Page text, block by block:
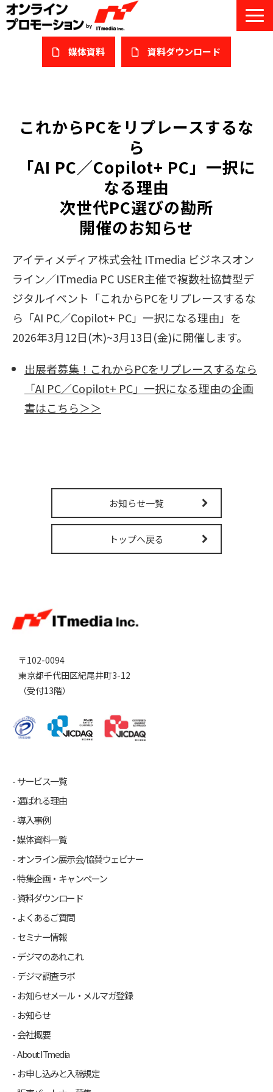
媒体資料 ​資料ダウンロード
私たちについて
サービスガイド/お役立ち資料
課題/ターゲット別で探す
オンライン展示会/協賛ウェビナー
導入事例
セミナー情報/ブログ
販売パートナー募集
これからPCをリプレースするな
ら
「AI PC／Copilot+ PC」一択に
なる理由
次世代PC選びの勘所
開催のお知らせ
アイティメディア株式会社 ITmedia ビジネスオン
ライン／ITmedia PC USER主催で複数社協賛型デ
ジタルイベント「これからPCをリプレースするな
ら「AI PC／Copilot+ PC」一択になる理由」を
2026年3月12日(木)~3月13日(金)に開催します。
出展者募集！これからPCをリプレースするなら
「AI PC／Copilot+ PC」一択になる理由の企画
書はこちら＞＞
お知らせ一覧
トップへ戻る
〒102-0094
東京都千代田区紀尾井町3-12
（受付13階）
サービス一覧
選ばれる理由
導入事例
媒体資料一覧
オンライン展示会/協賛ウェビナー
特集企画・キャンペーン
資料ダウンロード
よくあるご質問
セミナー情報
デジマのあれこれ
デジマ調査ラボ
お知らせメール・メルマガ登録
お知らせ
会社概要
About ITmedia
お申し込みと入稿規定